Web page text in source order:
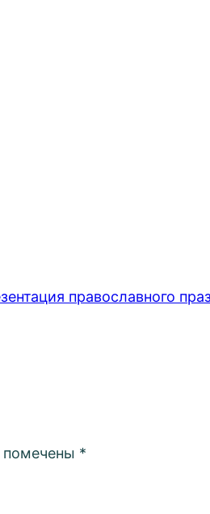
православного
помечены *